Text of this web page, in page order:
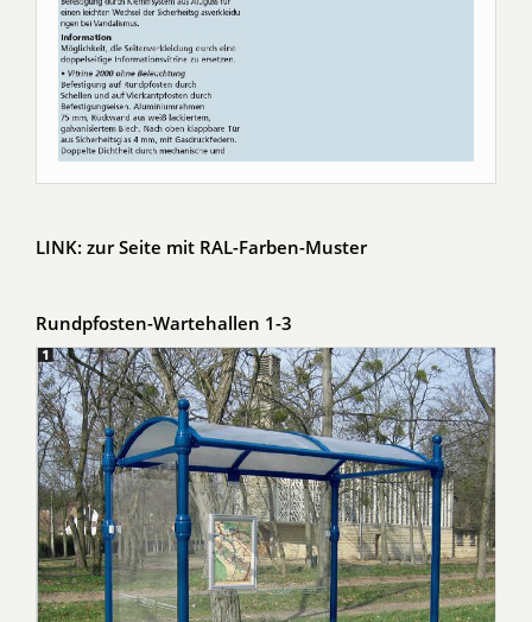
LINK: zur Seite mit RAL-Farben-Muster
Rundpfosten-Wartehallen 1-3